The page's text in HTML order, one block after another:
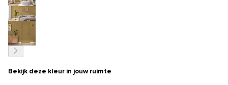
Bekijk deze kleur in jouw ruimte